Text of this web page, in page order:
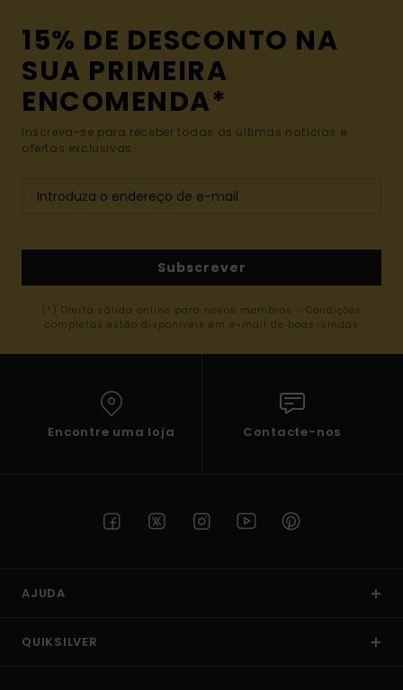
15% DE DESCONTO NA
SUA PRIMEIRA
ENCOMENDA*
Inscreva-se para receber todas as últimas notícias e
ofertas exclusivas.
Subscrever
(*) Oferta válida online para novos membros - Condições
completas estão disponíveis em e-mail de boas-vindas
Encontre uma loja Contacte-nos
AJUDA
QUIKSILVER